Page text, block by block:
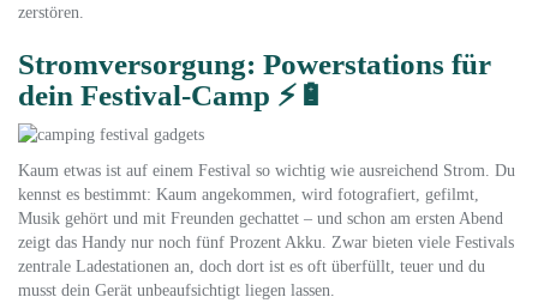
zerstören.
Stromversorgung: Powerstations für
dein Festival-Camp ⚡🔋
Kaum etwas ist auf einem Festival so wichtig wie ausreichend Strom. Du
kennst es bestimmt: Kaum angekommen, wird fotografiert, gefilmt,
Musik gehört und mit Freunden gechattet – und schon am ersten Abend
zeigt das Handy nur noch fünf Prozent Akku. Zwar bieten viele Festivals
zentrale Ladestationen an, doch dort ist es oft überfüllt, teuer und du
musst dein Gerät unbeaufsichtigt liegen lassen.